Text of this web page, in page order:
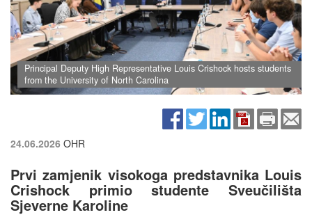
Principal Deputy High Representative Louis Crishock hosts students
from the University of North Carolina
24.06.2026 OHR
Prvi zamjenik visokoga predstavnika Louis
Crishock primio studente Sveučilišta
Sjeverne Karoline